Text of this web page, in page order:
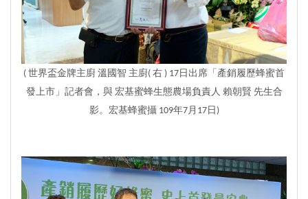
( 世界盃金牌主廚 溫國智 主廚( 右 ) 17日出席「產銷履歷蜂蜜首
發上市」記者會，與宏基蜜蜂生態農場負責人 賴朝賢 先生合
影。宏基蜂蜜攝 109年7月17日)